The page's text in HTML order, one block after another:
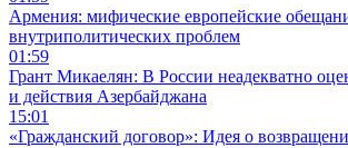
Армения: мифические европейские
внутриполитических проблем
01:59
Грант Микаелян: В России неадекватно
и действия Азербайджана
15:01
«Гражданский договор»: Идея о